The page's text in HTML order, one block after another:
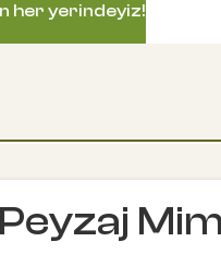
Peyzaj
her yerindeyiz!